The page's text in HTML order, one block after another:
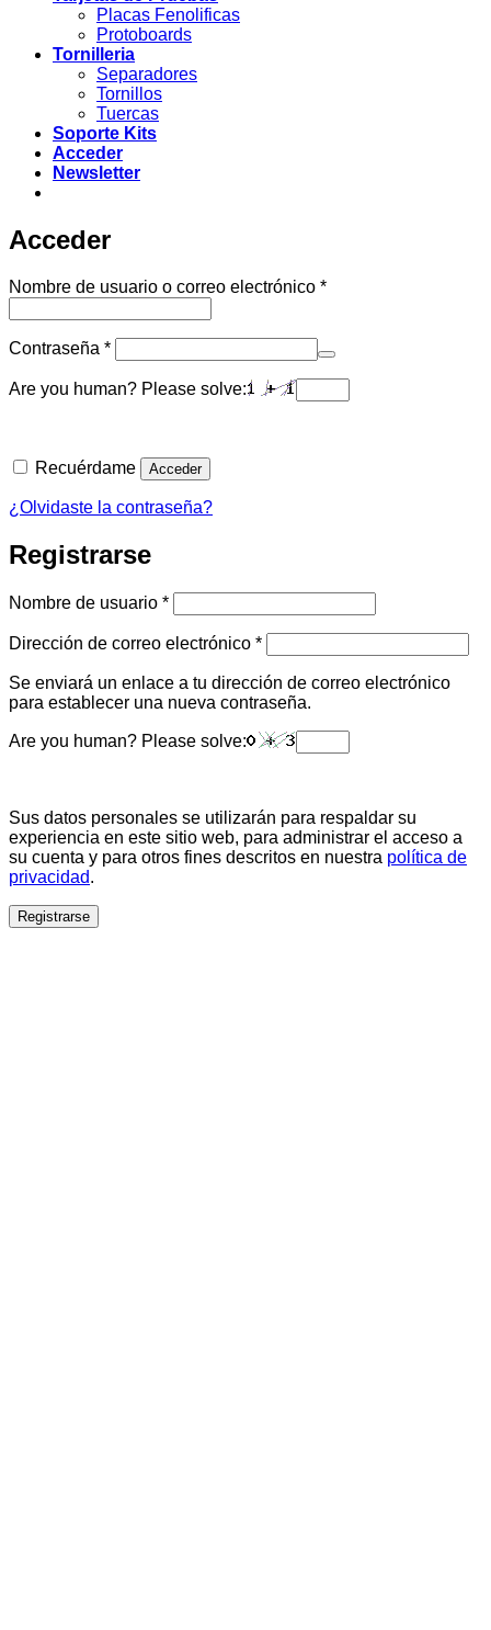
Placas Fenolificas
Protoboards
Tornilleria
Separadores
Tornillos
Tuercas
Soporte Kits
Acceder
Newsletter
Acceder
Nombre de usuario o correo electrónico *Obligatorio
Contraseña *Obligatorio
Are you human? Please solve:
Recuérdame Acceder
¿Olvidaste la contraseña?
Registrarse
Nombre de usuario *Obligatorio
Dirección de correo electrónico *Obligatorio
Se enviará un enlace a tu dirección de correo electrónico
para establecer una nueva contraseña.
Are you human? Please solve:
Sus datos personales se utilizarán para respaldar su
experiencia en este sitio web, para administrar el acceso a
su cuenta y para otros fines descritos en nuestra política de
privacidad.
Registrarse